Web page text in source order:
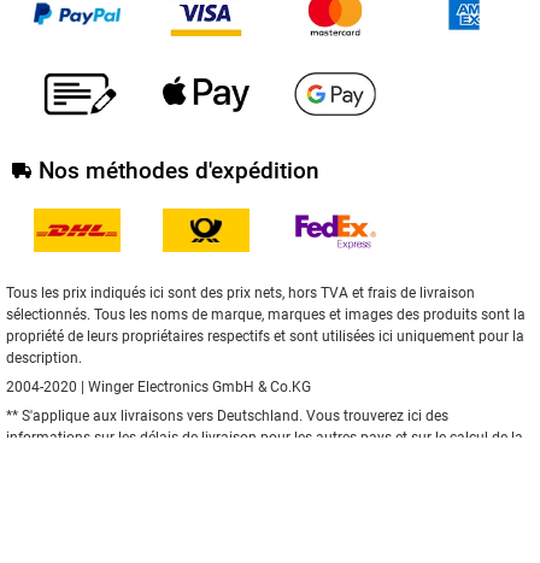
Nos méthodes d'expédition
Tous les prix indiqués ici sont des prix nets, hors TVA et frais de livraison
sélectionnés. Tous les noms de marque, marques et images des produits sont la
propriété de leurs propriétaires respectifs et sont utilisées ici uniquement pour la
description.
2004-2020 | Winger Electronics GmbH & Co.KG
** S'applique aux livraisons vers Deutschland. Vous trouverez ici des
informations sur les délais de livraison pour les autres pays et sur le calcul de la